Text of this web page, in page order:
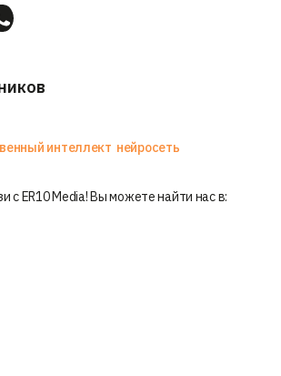
интеллект нейросеть
с ER10 Media! Вы можете найти нас в: